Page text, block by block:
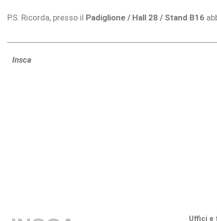
P.S. Ricorda, presso il Padiglione / Hall 28 / Stand B16
Insca
Uffici e